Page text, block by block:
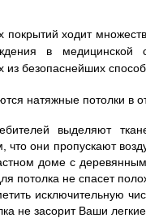
ходит
в медицинской
из безопаснейших
натяжные потолки в
выделяют
что они пропускают
доме с
потолка не спасет
исключительную
не засорит Ваши